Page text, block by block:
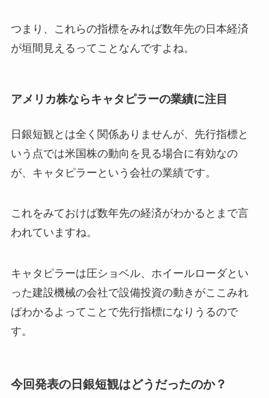
つまり、これらの指標をみれば数年先の日本経済
が垣間見えるってことなんですよね。
アメリカ株ならキャタピラーの業績に注目
日銀短観とは全く関係ありませんが、先行指標と
いう点では米国株の動向を見る場合に有効なの
が、キャタピラーという会社の業績です。
これをみておけば数年先の経済がわかるとまで言
われていますね。
キャタピラーは圧ショベル、ホイールローダとい
った建設機械の会社で設備投資の動きがここみれ
ばわかるよってことで先行指標になりうるので
す。
今回発表の日銀短観はどうだったのか？